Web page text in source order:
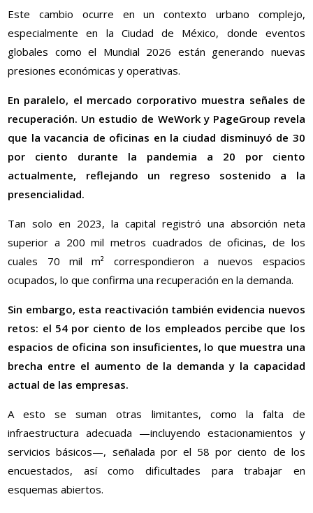
Este cambio ocurre en un contexto urbano complejo,
especialmente en la Ciudad de México, donde eventos
globales como el Mundial 2026 están generando nuevas
presiones económicas y operativas.
En paralelo, el mercado corporativo muestra señales de
recuperación. Un estudio de WeWork y PageGroup revela
que la vacancia de oficinas en la ciudad disminuyó de 30
por ciento durante la pandemia a 20 por ciento
actualmente, reflejando un regreso sostenido a la
presencialidad.
Tan solo en 2023, la capital registró una absorción neta
superior a 200 mil metros cuadrados de oficinas, de los
cuales 70 mil m² correspondieron a nuevos espacios
ocupados, lo que confirma una recuperación en la demanda.
Sin embargo, esta reactivación también evidencia nuevos
retos: el 54 por ciento de los empleados percibe que los
espacios de oficina son insuficientes, lo que muestra una
brecha entre el aumento de la demanda y la capacidad
actual de las empresas.
A esto se suman otras limitantes, como la falta de
infraestructura adecuada —incluyendo estacionamientos y
servicios básicos—, señalada por el 58 por ciento de los
encuestados, así como dificultades para trabajar en
esquemas abiertos.